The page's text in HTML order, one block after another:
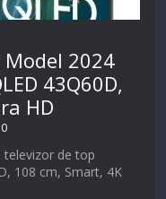
2024
43Q60D,
HD
0
televizor de top
108 cm, Smart, 4K